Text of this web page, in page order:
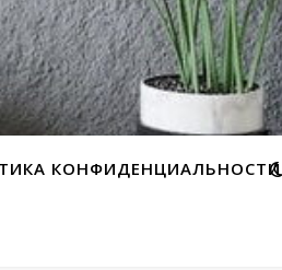
КОНФИДЕНЦИАЛЬНОСТИ